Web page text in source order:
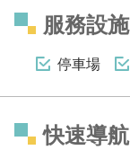
服務設施
停車場
快速導航